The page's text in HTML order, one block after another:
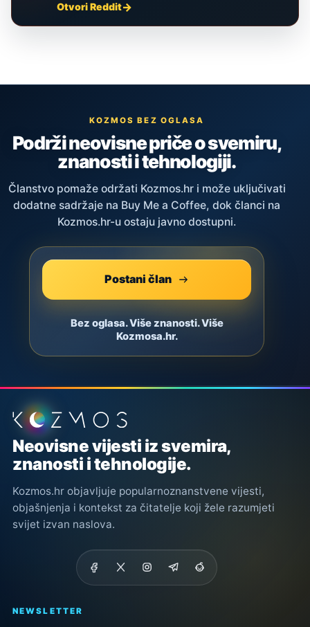
Otvori Reddit
KOZMOS BEZ OGLASA
Podrži neovisne priče o svemiru,
znanosti i tehnologiji.
Članstvo pomaže održati Kozmos.hr i može uključivati
dodatne sadržaje na Buy Me a Coffee, dok članci na
Kozmos.hr-u ostaju javno dostupni.
Postani član
Bez oglasa. Više znanosti. Više
Kozmosa.hr.
Podnožje stranice
Neovisne vijesti iz svemira,
znanosti i tehnologije.
Kozmos.hr objavljuje popularnoznanstvene vijesti,
objašnjenja i kontekst za čitatelje koji žele razumjeti
svijet izvan naslova.
NEWSLETTER